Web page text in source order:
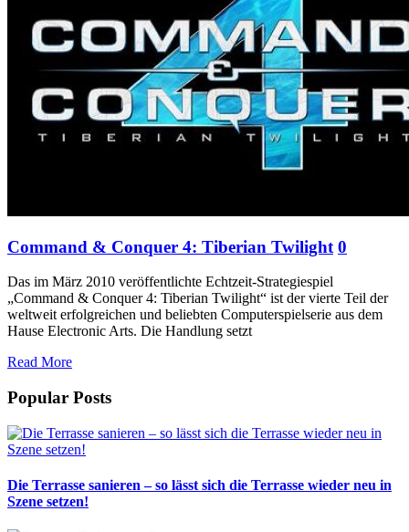
Command & Conquer 4: Tiberian Twilight 0
Das im März 2010 veröffentlichte Echtzeit-Strategiespiel
„Command & Conquer 4: Tiberian Twilight“ ist der vierte Teil der
weltweit erfolgreichen und beliebten Computerspielserie aus dem
Hause Electronic Arts. Die Handlung setzt
Read More
Popular Posts
Die Terrasse sanieren – so lässt sich die Terrasse wieder neu in
Szene setzen!